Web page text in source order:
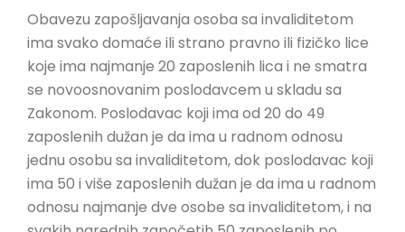
Obavezu zapošljavanja osoba sa invaliditetom
ima svako domaće ili strano pravno ili fizičko lice
koje ima najmanje 20 zaposlenih lica i ne smatra
se novoosnovanim poslodavcem u skladu sa
Zakonom. Poslodavac koji ima od 20 do 49
zaposlenih dužan je da ima u radnom odnosu
jednu osobu sa invaliditetom, dok poslodavac koji
ima 50 i više zaposlenih dužan je da ima u radnom
odnosu najmanje dve osobe sa invaliditetom, i na